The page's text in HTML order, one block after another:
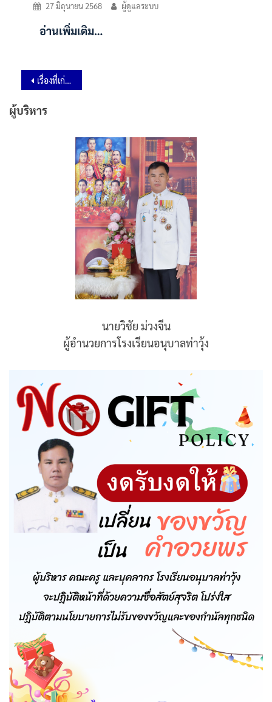
27 มิถุนายน 2568 ผู้ดูแลระบบ
อ่านเพิ่มเติม…
เรื่องที่เก่ากว่า
ผู้บริหาร
นายวิชัย ม่วงจีน
ผู้อำนวยการโรงเรียนอนุบาลท่าวุ้ง